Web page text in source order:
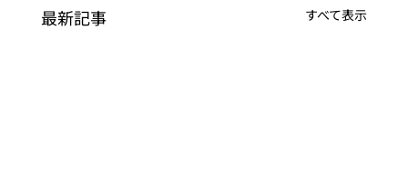
最新記事 すべて表示